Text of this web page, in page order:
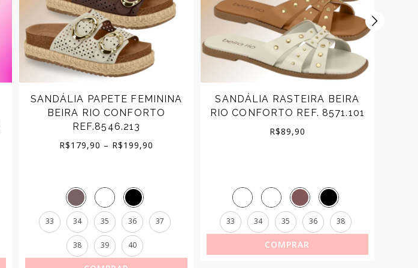
SANDÁLIA PAPETE FEMININA
BEIRA RIO CONFORTO
REF.8546.213
R$179,90 – R$199,90
through
33 34 35 36 37
38 39 40
SANDÁLIA RASTEIRA BEIRA
RIO CONFORTO REF. 8571.101
R$89,90
33 34 35 36 38
COMPRAR